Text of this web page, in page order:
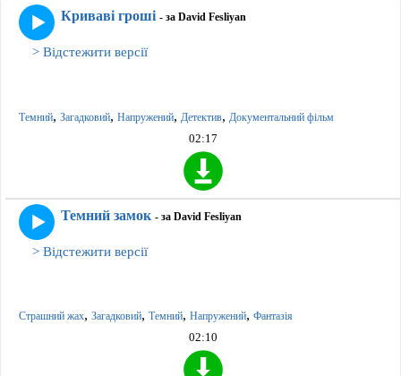
Криваві гроші - за David Fesliyan
> Відстежити версії
Темний, Загадковий, Напружений, Детектив, Документальний фільм
02:17
Темний замок - за David Fesliyan
> Відстежити версії
Страшний жах, Загадковий, Темний, Напружений, Фантазія
02:10